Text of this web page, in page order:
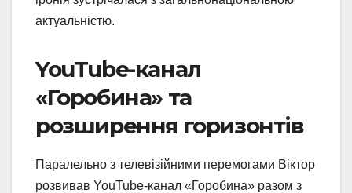
актуальністю.
YouTube-канал
«Горобина» та
розширення горизонтів
Паралельно з телевізійними перемогами Віктор
розвивав YouTube-канал «Горобина» разом з